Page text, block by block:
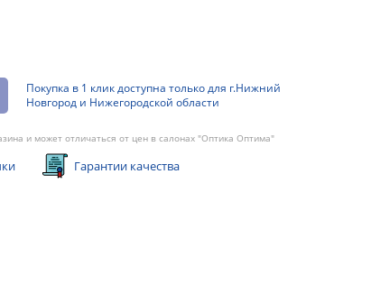
Покупка в 1 клик доступна только для г.Нижний
Новгород и Нижегородской области
и может отличаться от цен в салонах "Оптика Оптима"
Гарантии качества